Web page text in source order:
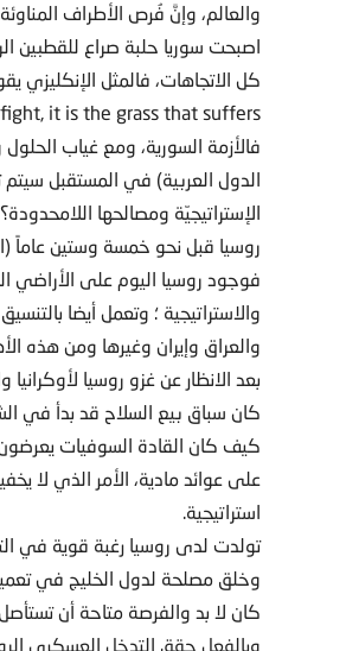
والعالم، وإنَّ فُرص الأطراف
اصبحت سوريا حلبة صراع للقطبين
كل الاتجاهات، فالمثل الإنكليزي
it is the grass that suffers?
فالأزمة السورية، ومع غياب الحلول
الدول العربية) في المستقبل سيتم
الإستراتيجيّة ومصالحها اللامحدودة؟
روسيا قبل نحو خمسة وستين عاماً
فوجود روسيا اليوم على الأراضي
والاستراتيجية ؛ وتعمل أيضا
والعراق وإيران وغيرها ومن هذه
بعد الانظار عن غزو روسيا
كان سباق بيع السلاح قد بدأ في
كيف كان القادة السوفيات يعرضون
على عوائد مادية، الأمر الذي لا
استراتيجية.
تولدت لدى روسيا رغبة قوية في
وخلق مصلحة لدول الخليج في
كان لا بد والفرصة متاحة أن
وبالفعل حقق التدخل العسكري